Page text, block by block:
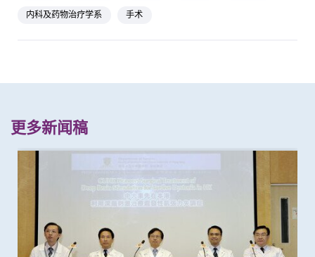
内科及药物治疗学系
手术
更多新闻稿